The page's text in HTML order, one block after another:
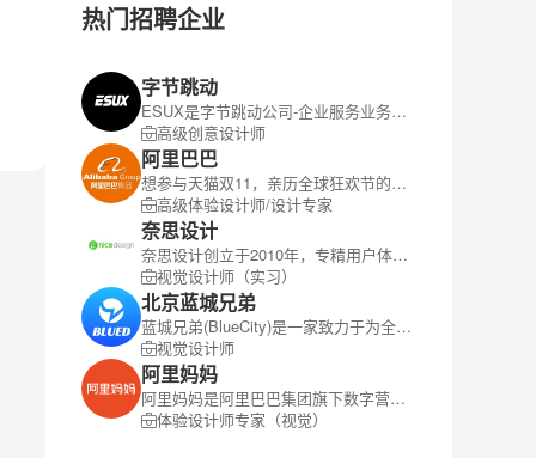
热门招聘企业
字节跳动
ESUX是字节跳动公司-企业服务业务线的用户体验设计团队，团队成员来自全球互联网与科技行业的顶尖企业。团队规模170人，目前在北京、上海、深圳、广州、成都、杭州、武汉、美国旧金山、新加坡均有分支团队。
高级创意设计师
阿里巴巴
想参与天猫双11，亲历全球狂欢节的发生吗？ 想深入阿里核心电商团队，设计影响上亿人的产品吗？ 想了解最前沿的技术，并转移位最流畅的用户体验吗？
高级体验设计师/设计专家
奈思设计
奈思设计创立于2010年，专精用户体验设计与互联网品牌建设，以“创造极致体验”为目标，为客户提供优秀的全栈式创意和体验设计解决方案，以国际化设计思维和极致执行力驱动商业策略成功。我们整合产品策略、需求分析、交互原型设计、UI设计、技术实现五大环节，核心业务包括产品体验设计、高端网站建设、管理系统UXUI设计、智能设备UXUI设计、微信与H5设计研发、品牌设计。团队拥有产品、设计、研发、项目管理等专业人才，创立至今为超过 300 个产品与品牌提供了专业创新的解决方案，通过一站式创新服务实现品牌及商业价值最大化。
视觉设计师（实习）
北京蓝城兄弟
蓝城兄弟(BlueCity)是一家致力于为全球LGBTQ人群提供全方位服务的互联网科技企业。
视觉设计师
阿里妈妈
阿里妈妈是阿里巴巴集团旗下数字营销的大中台，依托阿里集团的核心商业数据和超级媒体矩阵，赋能商家、品牌及合作伙伴，提供兼具品牌与电商广告的产品及营销平台，帮助客户以消费者运营为核心打通品效全链路，实现数字媒体（PC端+无线端+多媒体终端）的一站式全域传播。
体验设计师专家（视觉）